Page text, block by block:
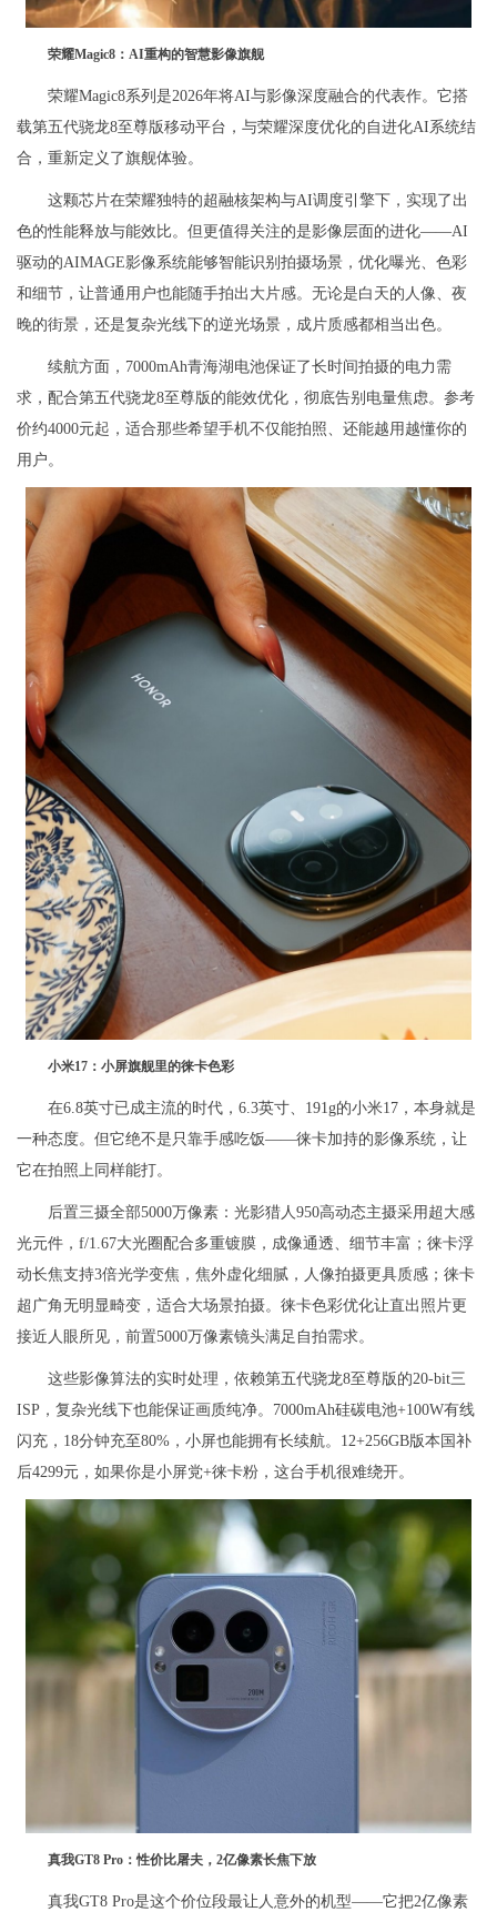
荣耀Magic8：AI重构的智慧影像旗舰
荣耀Magic8系列是2026年将AI与影像深度融合的代表作。它搭
载第五代骁龙8至尊版移动平台，与荣耀深度优化的自进化AI系统结
合，重新定义了旗舰体验。
这颗芯片在荣耀独特的超融核架构与AI调度引擎下，实现了出
色的性能释放与能效比。但更值得关注的是影像层面的进化——AI
驱动的AIMAGE影像系统能够智能识别拍摄场景，优化曝光、色彩
和细节，让普通用户也能随手拍出大片感。无论是白天的人像、夜
晚的街景，还是复杂光线下的逆光场景，成片质感都相当出色。
续航方面，7000mAh青海湖电池保证了长时间拍摄的电力需
求，配合第五代骁龙8至尊版的能效优化，彻底告别电量焦虑。参考
价约4000元起，适合那些希望手机不仅能拍照、还能越用越懂你的
用户。
小米17：小屏旗舰里的徕卡色彩
在6.8英寸已成主流的时代，6.3英寸、191g的小米17，本身就是
一种态度。但它绝不是只靠手感吃饭——徕卡加持的影像系统，让
它在拍照上同样能打。
后置三摄全部5000万像素：光影猎人950高动态主摄采用超大感
光元件，f/1.67大光圈配合多重镀膜，成像通透、细节丰富；徕卡浮
动长焦支持3倍光学变焦，焦外虚化细腻，人像拍摄更具质感；徕卡
超广角无明显畸变，适合大场景拍摄。徕卡色彩优化让直出照片更
接近人眼所见，前置5000万像素镜头满足自拍需求。
这些影像算法的实时处理，依赖第五代骁龙8至尊版的20-bit三
ISP，复杂光线下也能保证画质纯净。7000mAh硅碳电池+100W有线
闪充，18分钟充至80%，小屏也能拥有长续航。12+256GB版本国补
后4299元，如果你是小屏党+徕卡粉，这台手机很难绕开。
真我GT8 Pro：性价比屠夫，2亿像素长焦下放
真我GT8 Pro是这个价位段最让人意外的机型——它把2亿像素